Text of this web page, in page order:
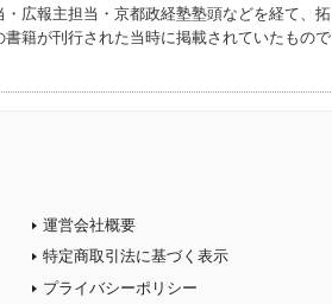
広報主担当・京都政経塾塾頭などを経て、拓
籍が刊行された当時に掲載されていたもので
運営会社概要
特定商取引法に基づく表示
プライバシーポリシー